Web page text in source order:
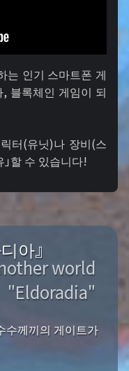
는 인기 스마트폰 게
, 블록체인 게임이 되
터(유닛)나 장비(스
할 수 있습니다!
아』
world
"Eldoradia"
수께끼의 게이트가